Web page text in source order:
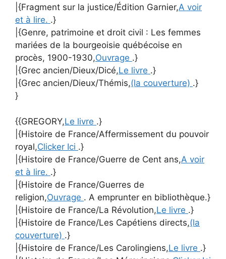
|{Fragment sur la justice/Édition Garnier,A voir
et à lire. .}
|{Genre, patrimoine et droit civil : Les femmes
mariées de la bourgeoisie québécoise en
procès, 1900-1930,Ouvrage .}
|{Grec ancien/Dieux/Dicé,Le livre .}
|{Grec ancien/Dieux/Thémis,(la couverture) .}
}
{{GREGORY,Le livre .}
|{Histoire de France/Affermissement du pouvoir
royal,Clicker Ici .}
|{Histoire de France/Guerre de Cent ans,A voir
et à lire. .}
|{Histoire de France/Guerres de
religion,Ouvrage . A emprunter en bibliothèque.}
|{Histoire de France/La Révolution,Le livre .}
|{Histoire de France/Les Capétiens directs,(la
couverture) .}
|{Histoire de France/Les Carolingiens,Le livre .}